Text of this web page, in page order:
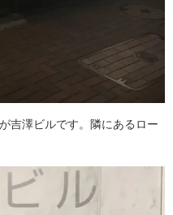
吉澤ビルです。隣にあるロー